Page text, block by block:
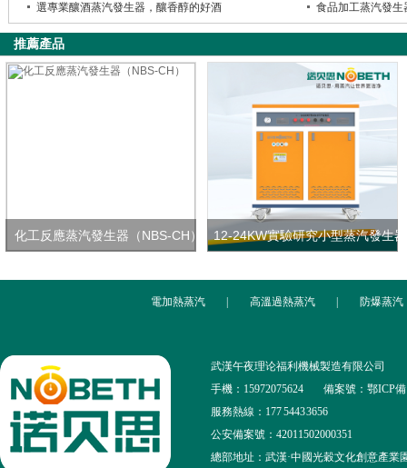
選專業釀酒蒸汽發生器，釀香醇的好酒
推薦產品
化工反應蒸汽發生器（NBS-CH） 12-24KW實驗研究小型蒸汽發生器
電加熱蒸汽 高溫過熱蒸汽 防爆蒸汽
武漢午夜理论福利機械製造有限公司
手機：15972075624
備案號：鄂ICP備
服務熱線：177 5443 3656
公安備案號：42011502000351
總部地址：武漢·中國光穀文化創意產業